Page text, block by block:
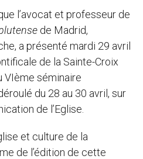
l’avocat et professeur de
de Madrid,
a présenté mardi 29 avril
de la Sainte-Croix
VIème séminaire
du 28 au 30 avril, sur
de l’Eglise.
et culture de la
de l’édition de cette